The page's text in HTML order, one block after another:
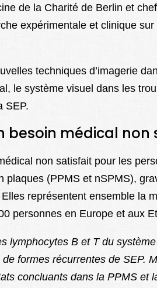
de la Charité de Berlin et
expérimentale et clinique
techniques d’imagerie
le système visuel dans les
SEP.
besoin médical non
non satisfait pour les
plaques (PPMS et nSPMS),
représentent ensemble la
personnes en Europe et aux
lymphocytes B et T du système
de formes récurrentes de SEP.
concluants dans la PPMS et